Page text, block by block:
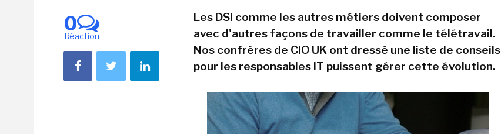
0
Réaction
Les DSI comme les autres métiers doivent composer
avec d'autres façons de travailler comme le télétravail.
Nos confrères de CIO UK ont dressé une liste de conseils
pour les responsables IT puissent gérer cette évolution.